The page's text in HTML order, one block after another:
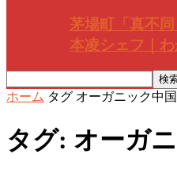
茅場町「真不
本凌シェフ｜
ホーム タグ オーガニック中
タグ: オーガ